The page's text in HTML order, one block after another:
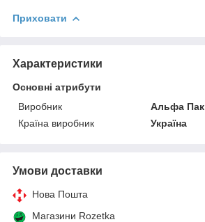
Приховати
Характеристики
Основні атрибути
Виробник
Альфа Пак
Країна виробник
Україна
Умови доставки
Нова Пошта
Магазини Rozetka